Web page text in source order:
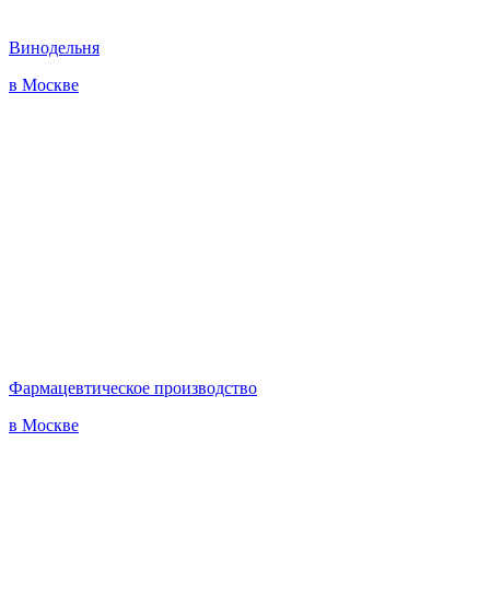
Винодельня
в Москве
Фармацевтическое производство
в Москве